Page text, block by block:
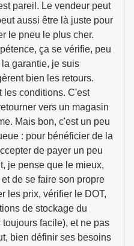
pareil. Le vendeur peut
aussi être là juste pour
le pneu le plus cher.
ça se vérifie, peu
garantie, je suis
bien les retours.
les conditions. C'est
vers un magasin
Mais bon, c'est un peu
: pour bénéficier de la
de payer un peu
je pense que le mieux,
de se faire son propre
les prix, vérifier le DOT,
de stockage du
facile), et ne pas
bien définir ses besoins